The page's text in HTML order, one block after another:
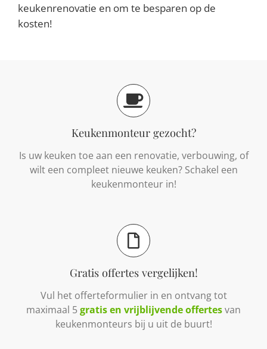
keukenrenovatie en om te besparen op de
kosten!
Keukenmonteur gezocht?
Is uw keuken toe aan een renovatie, verbouwing, of
wilt een compleet nieuwe keuken? Schakel een
keukenmonteur in!
Gratis offertes vergelijken!
Vul het offerteformulier in en ontvang tot
maximaal 5gratis en vrijblijvende offertesvan
keukenmonteurs bij u uit de buurt!